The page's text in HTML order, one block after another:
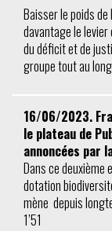
Baisser le poids
davantage le
du déficit et de
groupe tout au
16/06/2023.
le plateau de
annoncées par
Dans ce deuxième
dotation
mène depuis
1’51